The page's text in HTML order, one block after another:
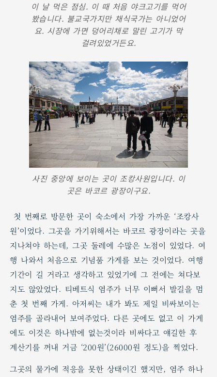
이 날 먹은 점심. 이 때 처음 야크고기를 먹어
봤습니다. 불교국가지만 채식국가는 아니었어
요. 시장에 가면 덩어리채로 말린 고기가 막
걸려있었거든요.
사진 중앙에 보이는 곳이 조캉사원입니다. 이
곳은 바코르 광장이구요.
첫 번째로 방문한 곳이 숙소에서 가장 가까운 ‘조캉사
원’이었다. 그곳을 가기위해서는 바코르 광장이라는 곳을
지나쳐야 하는데, 그곳 둘레에 수많은 노점이 있었다. 여
행 나와서 처음으로 기념품 가게를 보는 것이었다. 여행
기간이 길 거라고 생각하고 있었기에 그 전에는 쳐다보
지도 않았었다. 티베트식 염주가 너무 이뻐서 발길을 멈
춘 첫 번째 가게. 아저씨는 내가 봐도 제일 비싸보이는
염주를 골라내어 보여주었다. 다른 곳에도 없고 이 가게
에도 이것은 하나밖에 없는것이라 비싸다고 얘길한 후
계산기를 꺼내 거금 ‘200원’(26000원 정도)을 찍었다.
그곳의 물가에 적응을 못한 상태이긴 했지만, 염주 하나